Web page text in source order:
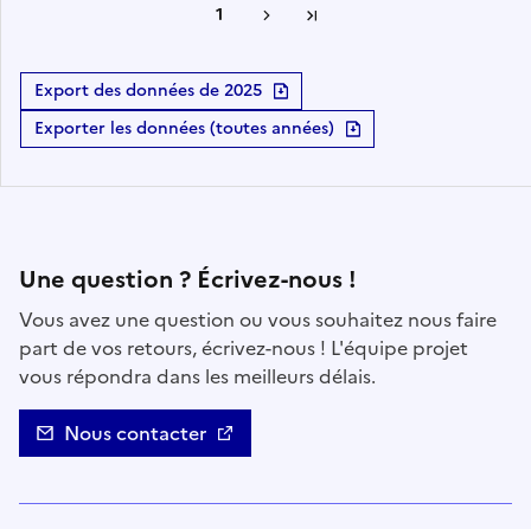
1 Suivante
Export des données de 2025
Exporter les données (toutes années)
Contact
Une question ? Écrivez-nous !
Vous avez une question ou vous souhaitez nous faire
part de vos retours, écrivez-nous ! L'équipe projet
vous répondra dans les meilleurs délais.
Nous contacter